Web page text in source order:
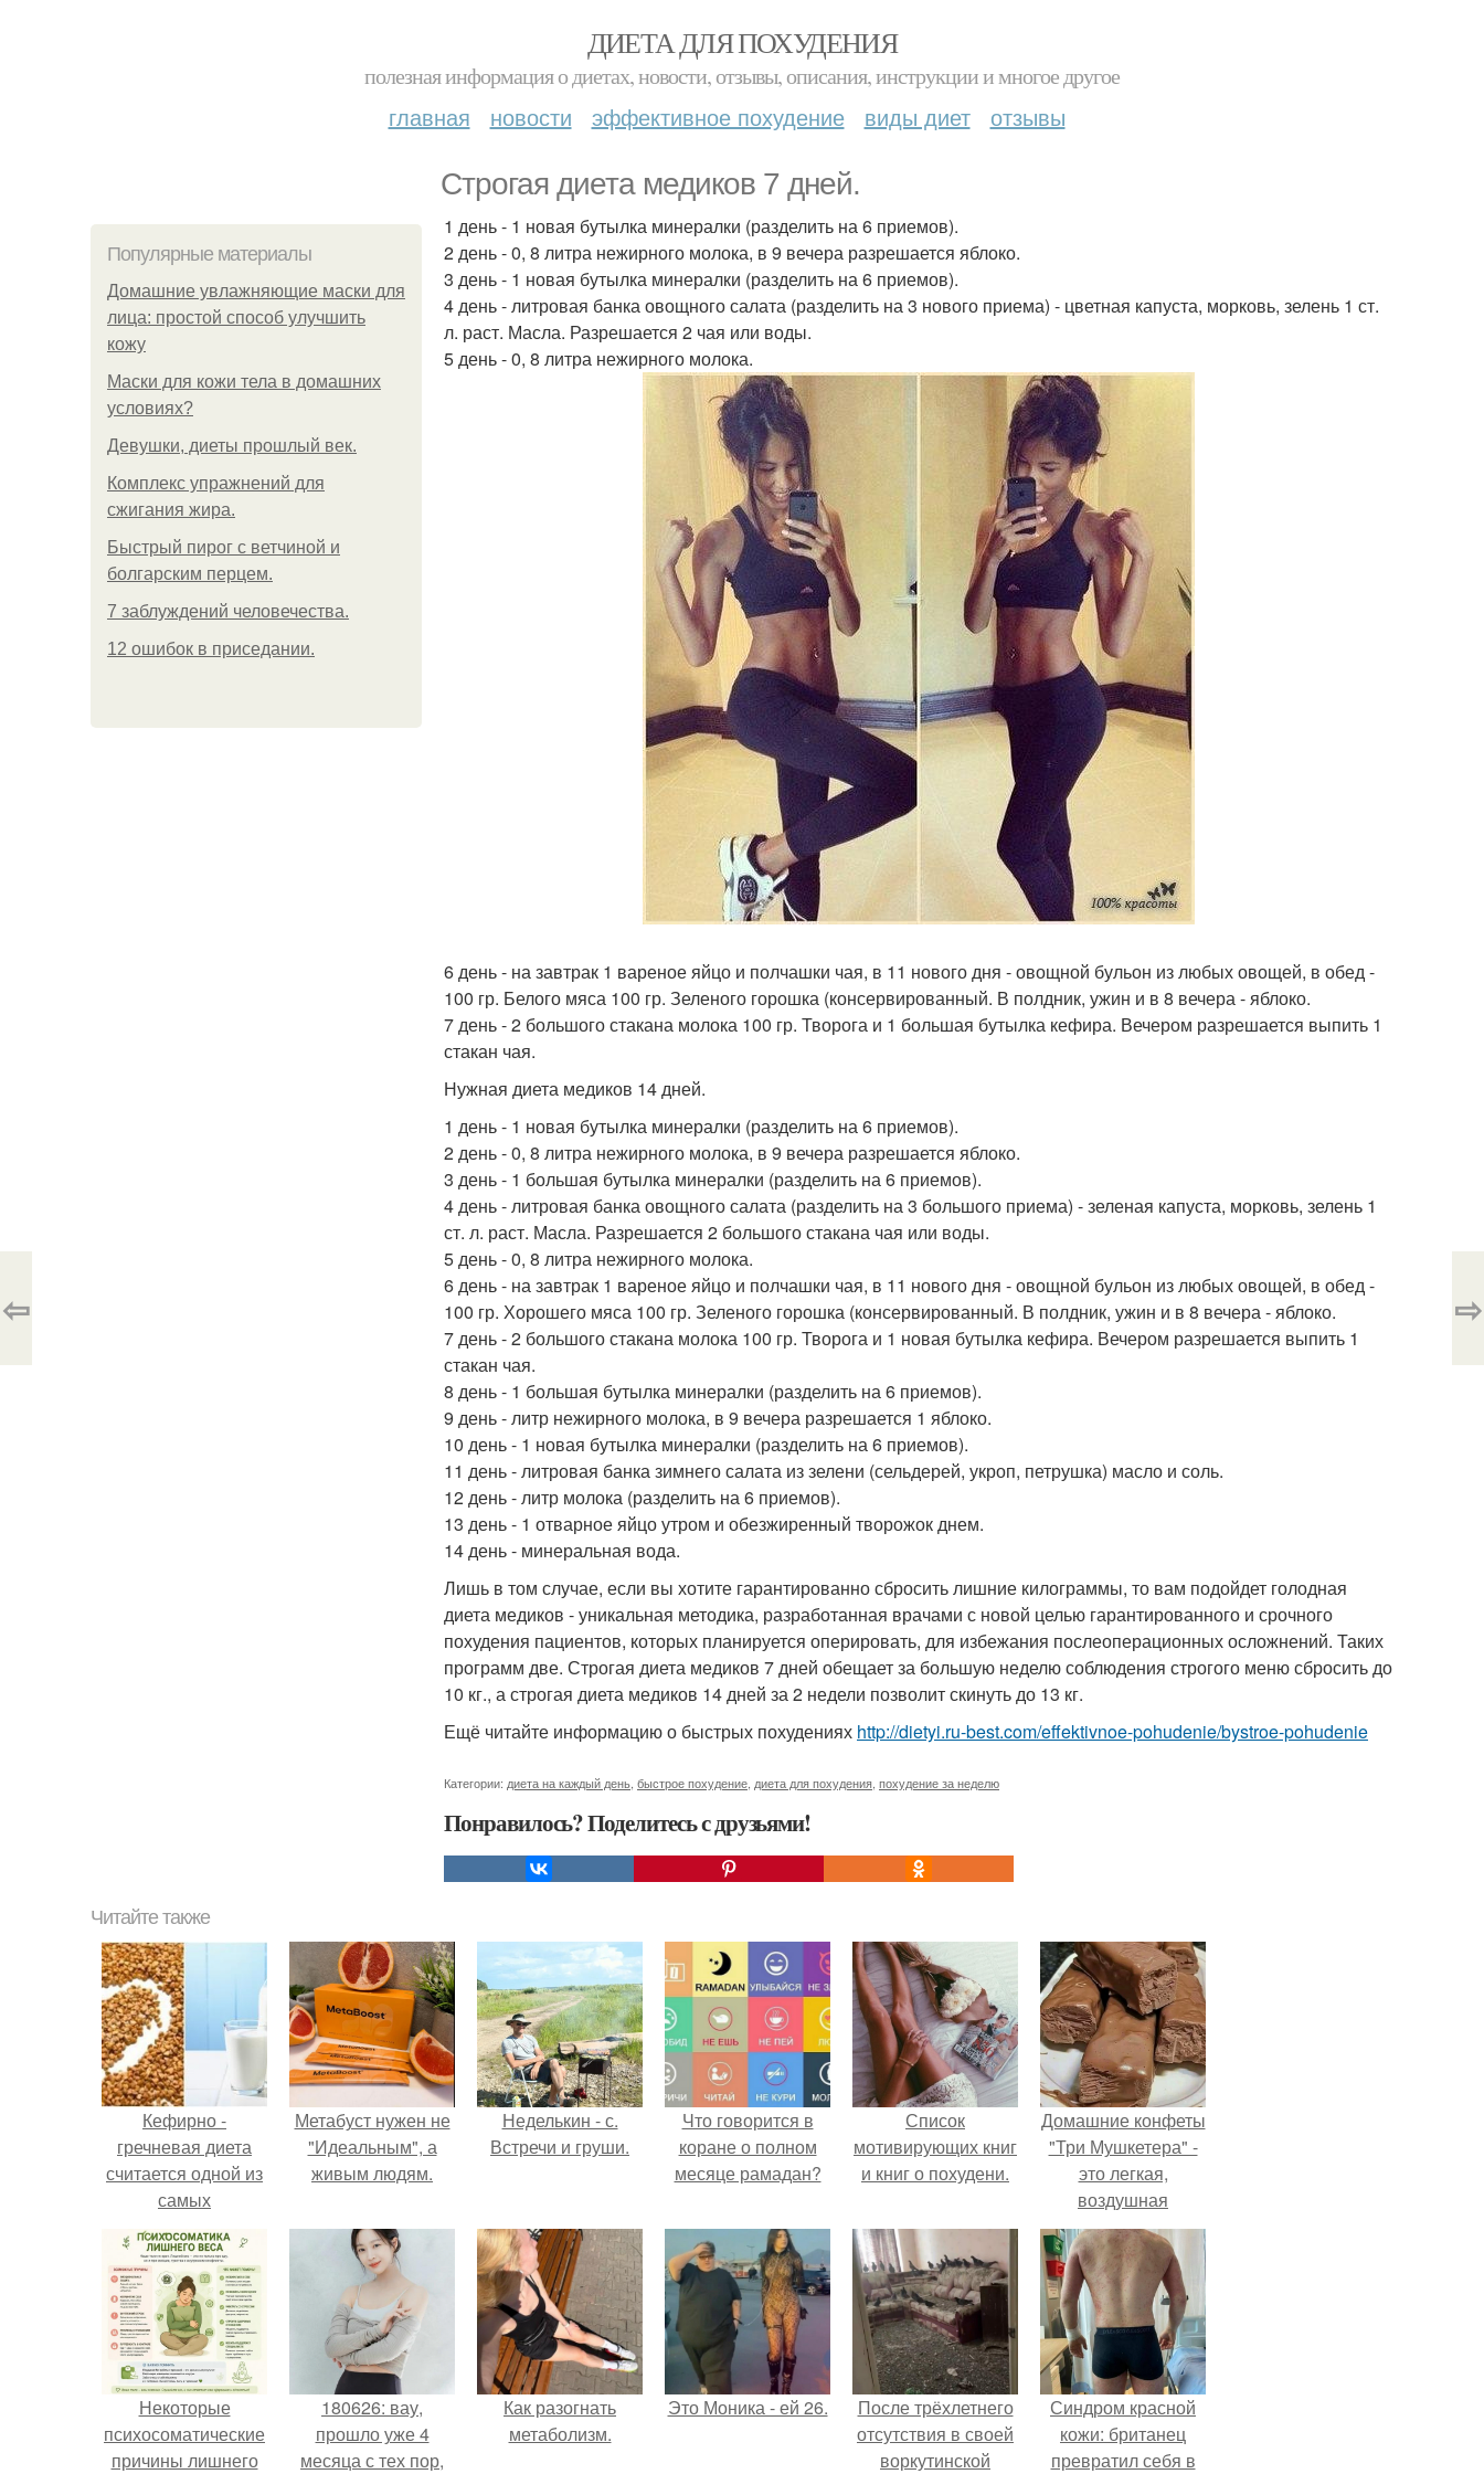
ДИЕТА ДЛЯ ПОХУДЕНИЯ
полезная информация о диетах, новости, отзывы, описания, инструкции и многое другое
главная новости эффективное похудение виды диет отзывы
Строгая диета медиков 7 дней.
Популярные материалы
Домашние увлажняющие маски для
лица: простой способ улучшить
кожу
Маски для кожи тела в домашних
условиях?
Девушки, диеты прошлый век.
Комплекс упражнений для
сжигания жира.
Быстрый пирог с ветчиной и
болгарским перцем.
7 заблуждений человечества.
12 ошибок в приседании.
1 день - 1 новая бутылка минералки (разделить на 6 приемов).
2 день - 0, 8 литра нежирного молока, в 9 вечера разрешается яблоко.
3 день - 1 новая бутылка минералки (разделить на 6 приемов).
4 день - литровая банка овощного салата (разделить на 3 нового приема) - цветная капуста, морковь, зелень 1 ст.
л. раст. Масла. Разрешается 2 чая или воды.
5 день - 0, 8 литра нежирного молока.
6 день - на завтрак 1 вареное яйцо и полчашки чая, в 11 нового дня - овощной бульон из любых овощей, в обед -
100 гр. Белого мяса 100 гр. Зеленого горошка (консервированный. В полдник, ужин и в 8 вечера - яблоко.
7 день - 2 большого стакана молока 100 гр. Творога и 1 большая бутылка кефира. Вечером разрешается выпить 1
стакан чая.
Нужная диета медиков 14 дней.
1 день - 1 новая бутылка минералки (разделить на 6 приемов).
2 день - 0, 8 литра нежирного молока, в 9 вечера разрешается яблоко.
3 день - 1 большая бутылка минералки (разделить на 6 приемов).
4 день - литровая банка овощного салата (разделить на 3 большого приема) - зеленая капуста, морковь, зелень 1
ст. л. раст. Масла. Разрешается 2 большого стакана чая или воды.
5 день - 0, 8 литра нежирного молока.
6 день - на завтрак 1 вареное яйцо и полчашки чая, в 11 нового дня - овощной бульон из любых овощей, в обед -
100 гр. Хорошего мяса 100 гр. Зеленого горошка (консервированный. В полдник, ужин и в 8 вечера - яблоко.
7 день - 2 большого стакана молока 100 гр. Творога и 1 новая бутылка кефира. Вечером разрешается выпить 1
стакан чая.
8 день - 1 большая бутылка минералки (разделить на 6 приемов).
9 день - литр нежирного молока, в 9 вечера разрешается 1 яблоко.
10 день - 1 новая бутылка минералки (разделить на 6 приемов).
11 день - литровая банка зимнего салата из зелени (сельдерей, укроп, петрушка) масло и соль.
12 день - литр молока (разделить на 6 приемов).
13 день - 1 отварное яйцо утром и обезжиренный творожок днем.
14 день - минеральная вода.
Лишь в том случае, если вы хотите гарантированно сбросить лишние килограммы, то вам подойдет голодная
диета медиков - уникальная методика, разработанная врачами с новой целью гарантированного и срочного
похудения пациентов, которых планируется оперировать, для избежания послеоперационных осложнений. Таких
программ две. Строгая диета медиков 7 дней обещает за большую неделю соблюдения строгого меню сбросить до
10 кг., а строгая диета медиков 14 дней за 2 недели позволит скинуть до 13 кг.
Ещё читайте информацию о быстрых похудениях http://dietyi.ru-best.com/effektivnoe-pohudenie/bystroe-pohudenie
Категории: диета на каждый день быстрое похудение диета для похудения похудение за неделю
Понравилось? Поделитесь с друзьями!
⇦ ⇨
Читайте также
Кефирно -
гречневая диета
считается одной из
самых
эффективных диет
для похудения.
Метабуст нужен не
"Идеальным", а
живым людям.
Неделькин - с.
Встречи и груши.
Что говорится в
коране о полном
месяце рамадан?
Список
мотивирующих книг
и книг о похудени.
Домашние конфеты
"Три Мушкетера" -
это легкая,
воздушная
шоколадная нуга,
покрытая
молочным
шоколадом.
Некоторые
психосоматические
причины лишнего
180626: вау,
прошло уже 4
месяца с тех пор,
Как разогнать
метаболизм.
Это Моника - ей 26.
После трёхлетнего
отсутствия в своей
воркутинской
Синдром красной
кожи: британец
превратил себя в